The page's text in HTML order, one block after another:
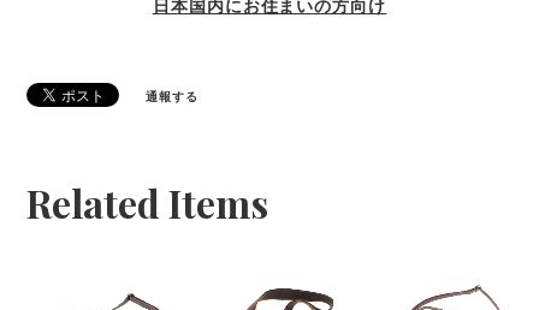
日本国内にお住まいの方向け
通報する
Related Items